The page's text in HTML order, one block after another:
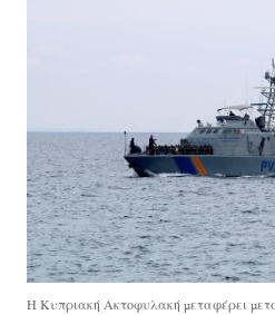
Η Κυπριακή Ακτοφυλακή μεταφέρει